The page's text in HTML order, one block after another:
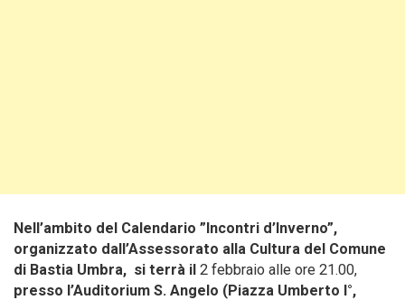
Nell’ambito del Calendario ”Incontri d’Inverno”,
organizzato dall’Assessorato alla Cultura del Comune
di Bastia Umbra, si terrà il 2 febbraio alle ore 21.00,
presso l’Auditorium S. Angelo (Piazza Umberto I°,